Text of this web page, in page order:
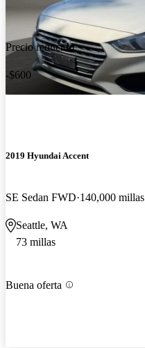
Precio reducido
-$600
2019 Hyundai Accent
SE Sedan FWD 140,000 millas
Seattle, WA
73 millas
Buena oferta